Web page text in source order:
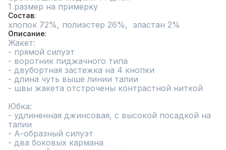
1 размер на примерку
Состав
хлопок 72%, полиэстер 26%,  эластан 2%
Описание
Жакет:
- прямой силуэт
- воротник пиджачного типа
- двубортная застежка на 4 кнопки
- длина чуть выше линии талии
- швы жакета отстрочены контрастной ниткой
Юбка:
- удлиненная джинсовая, с высокой посадкой на
талии
- А-образный силуэт
- два боковых кармана